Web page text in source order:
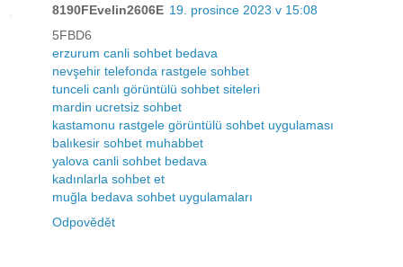
8190FEvelin2606E 19. prosince 2023 v 15:08
5FBD6
erzurum canli sohbet bedava
nevşehir telefonda rastgele sohbet
tunceli canlı görüntülü sohbet siteleri
mardin ucretsiz sohbet
kastamonu rastgele görüntülü sohbet uygulaması
balıkesir sohbet muhabbet
yalova canli sohbet bedava
kadınlarla sohbet et
muğla bedava sohbet uygulamaları
Odpovědět